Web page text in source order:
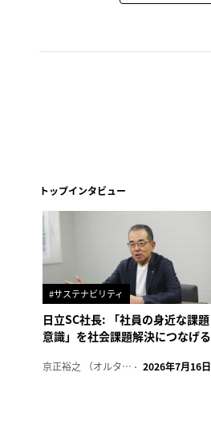
トップインタビュー
#サステナビリティ
日立SC社長: 「社員の身近な課題
意識」を社会課題解決につなげる
京正裕之 （オルタナ副編集長） 2026年7月16日